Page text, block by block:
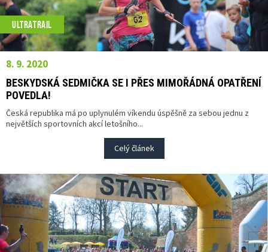
ULTRATRAIL
8. 9. 2020
BESKYDSKÁ SEDMIČKA SE I PŘES MIMOŘÁDNÁ OPATŘENÍ
POVEDLA!
Česká republika má po uplynulém víkendu úspěšně za sebou jednu z
největších sportovních akcí letošního...
Celý článek